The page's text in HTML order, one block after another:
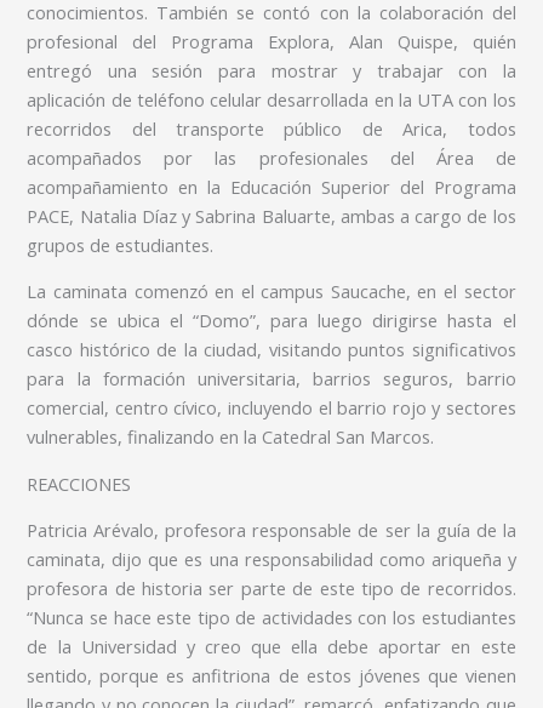
conocimientos. También se contó con la colaboración del
profesional del Programa Explora, Alan Quispe, quién
entregó una sesión para mostrar y trabajar con la
aplicación de teléfono celular desarrollada en la UTA con los
recorridos del transporte público de Arica, todos
acompañados por las profesionales del Área de
acompañamiento en la Educación Superior del Programa
PACE, Natalia Díaz y Sabrina Baluarte, ambas a cargo de los
grupos de estudiantes.
La caminata comenzó en el campus Saucache, en el sector
dónde se ubica el “Domo”, para luego dirigirse hasta el
casco histórico de la ciudad, visitando puntos significativos
para la formación universitaria, barrios seguros, barrio
comercial, centro cívico, incluyendo el barrio rojo y sectores
vulnerables, finalizando en la Catedral San Marcos.
REACCIONES
Patricia Arévalo, profesora responsable de ser la guía de la
caminata, dijo que es una responsabilidad como ariqueña y
profesora de historia ser parte de este tipo de recorridos.
“Nunca se hace este tipo de actividades con los estudiantes
de la Universidad y creo que ella debe aportar en este
sentido, porque es anfitriona de estos jóvenes que vienen